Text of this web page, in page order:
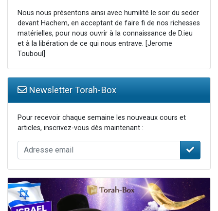
Nous nous présentons ainsi avec humilité le soir du seder
devant Hachem, en acceptant de faire fi de nos richesses
matérielles, pour nous ouvrir à la connaissance de D.ieu
et à la libération de ce qui nous entrave. [Jerome
Touboul]
Newsletter Torah-Box
Pour recevoir chaque semaine les nouveaux cours et
articles, inscrivez-vous dès maintenant :